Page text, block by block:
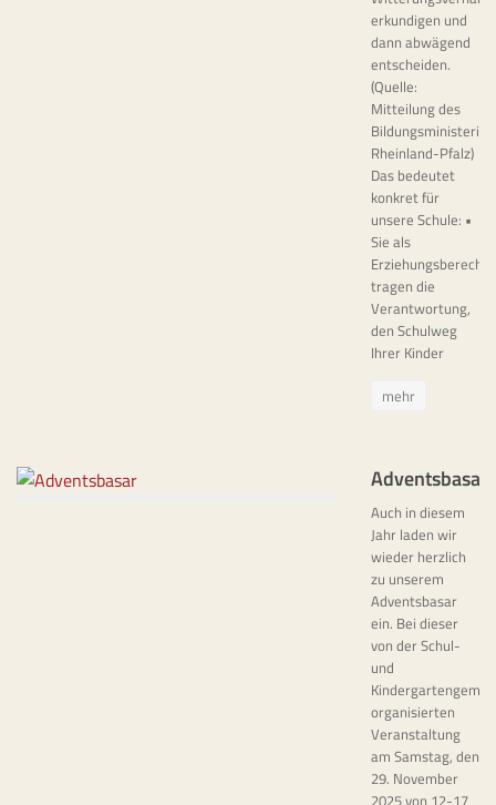
erkundigen und
dann abwägend
entscheiden.
(Quelle:
Mitteilung des
Rheinland-Pfalz)
Das bedeutet
konkret für
unsere Schule: •
Sie als
tragen die
Verantwortung,
den Schulweg
Ihrer Kinder
mehr
Adventsbasar
Auch in diesem
Jahr laden wir
wieder herzlich
zu unserem
Adventsbasar
ein. Bei dieser
von der Schul-
und
organisierten
Veranstaltung
am Samstag, den
29. November
2025 von 12-17